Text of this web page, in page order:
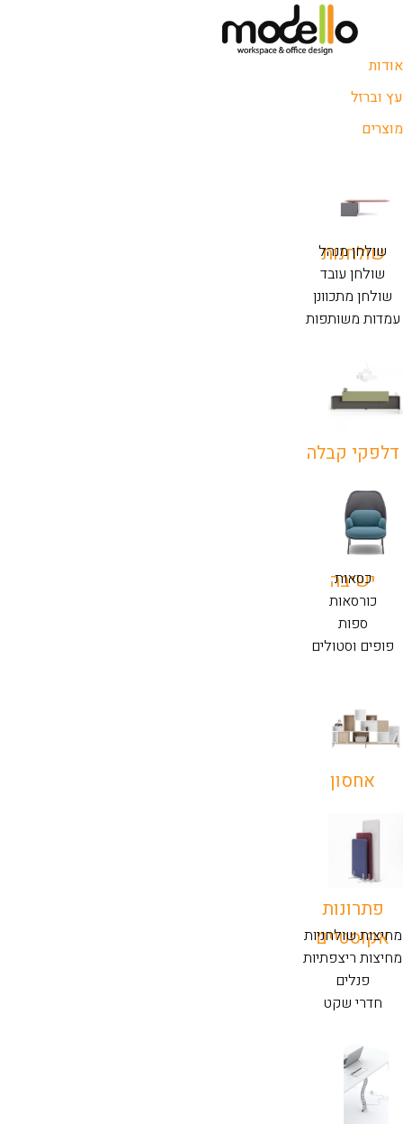
אודות
עץ וברזל
מוצרים
שולחנות
שולחן מנהל
שולחן עובד
שולחן מתכוונן
עמדות משותפות
דלפקי קבלה
ישיבה
כסאות
כורסאות
ספות
פופים וסטולים
אחסון
פתרונות
אקוסטיים
מחיצות שולחניות
מחיצות ריצפתיות
פנלים
חדרי שקט